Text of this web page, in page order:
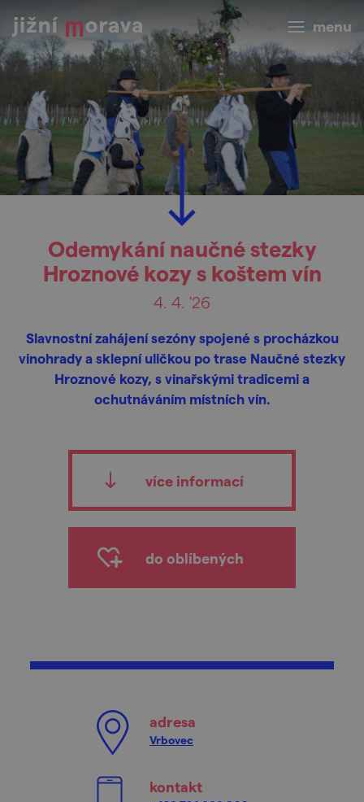
menu
Odemykání naučné stezky
Hroznové kozy s koštem vín
4. 4. '26
Slavnostní zahájení sezóny spojené s procházkou
vinohrady a sklepní uličkou po trase Naučné stezky
Hroznové kozy, s vinařskými tradicemi a
ochutnáváním místních vín.
více informací
do oblíbených
adresa
Vrbovec
kontakt